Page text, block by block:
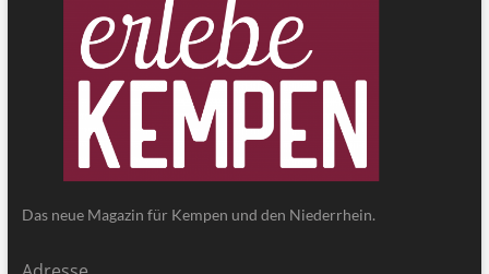
Das neue Magazin für Kempen und den Niederrhein.